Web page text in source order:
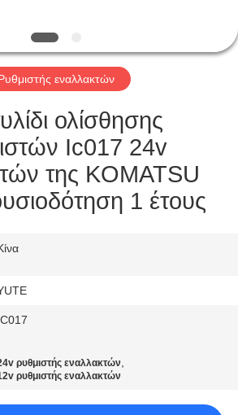
εναλλακτών
ολίσθησης
Ic017 24v
της KOMATSU
1 έτους
ρυθμιστής εναλλακτών,
ρυθμιστής εναλλακτών